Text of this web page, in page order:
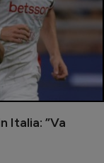
Italia: ”Va